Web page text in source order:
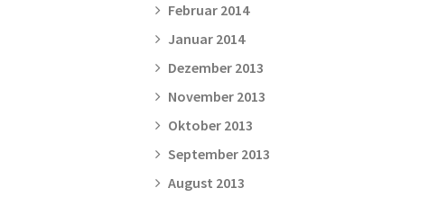
Februar 2014
Januar 2014
Dezember 2013
November 2013
Oktober 2013
September 2013
August 2013